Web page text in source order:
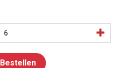
Bestellen